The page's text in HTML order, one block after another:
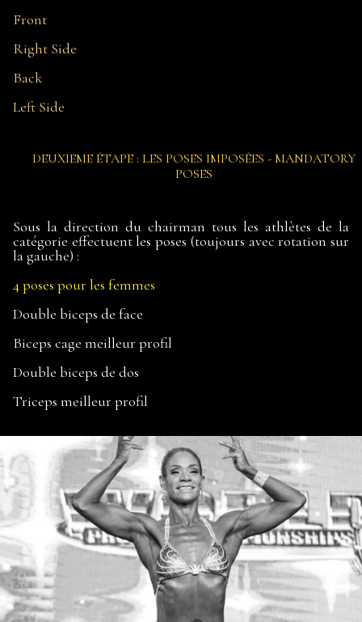
Front
Right Side
Back
Left Side
DEUXIEME ÉTAPE : LES POSES IMPOSÉES - MANDATORY
POSES
Sous la direction du chairman tous les athlètes de la
catégorie effectuent les poses (toujours avec rotation sur
la gauche) :
4 poses pour les femmes
Double biceps de face
Biceps cage meilleur profil
Double biceps de dos
Triceps meilleur profil